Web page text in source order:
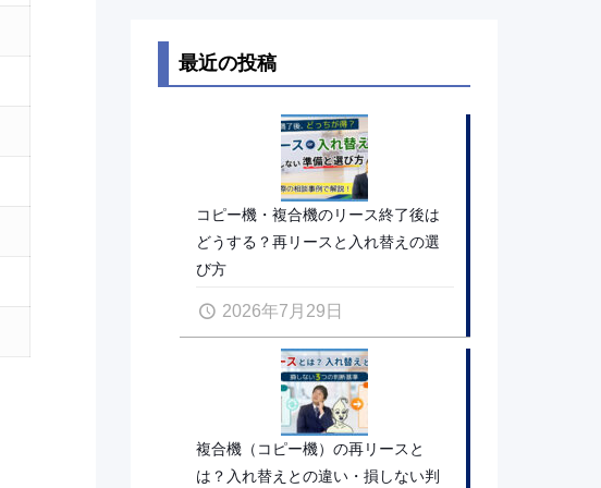
最近の投稿
コピー機・複合機のリース終了後は
どうする？再リースと入れ替えの選
び方
2026年7月29日
複合機（コピー機）の再リースと
は？入れ替えとの違い・損しない判